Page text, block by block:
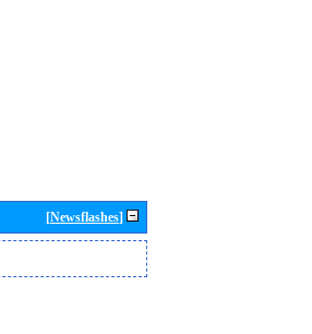
[Newsflashes]